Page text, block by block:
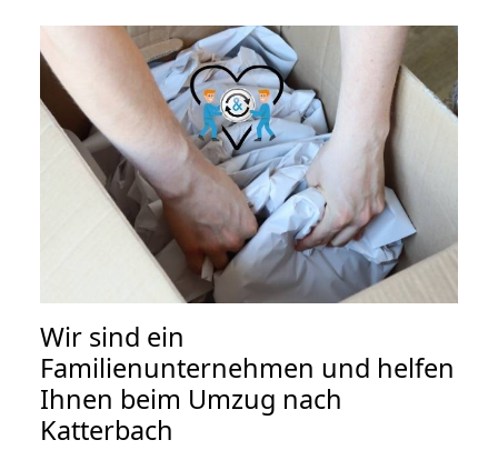
Wir sind ein
Familienunternehmen und helfen
Ihnen beim Umzug nach
Katterbach